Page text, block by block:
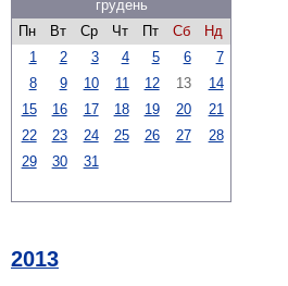
грудень
Пн
Вт Ср Чт Пт Сб
Нд
1
2 3 4 5 6
7
8
9 10 11 12 13
14
15
16 17 18 19 20
21
22
23 24 25 26 27
28
29
30 31
2013